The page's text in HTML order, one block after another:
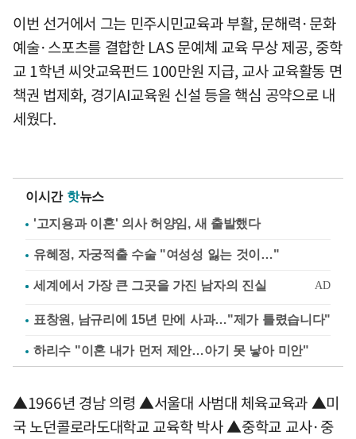
이번 선거에서 그는 민주시민교육과 부활, 문해력·문화
예술·스포츠를 결합한 LAS 문예체 교육 무상 제공, 중학
교 1학년 씨앗교육펀드 100만원 지급, 교사 교육활동 면
책권 법제화, 경기AI교육원 신설 등을 핵심 공약으로 내
세웠다.
이시간 핫뉴스
'고지용과 이혼' 의사 허양임, 새 출발했다
유혜정, 자궁적출 수술 "여성성 잃는 것이…"
표창원, 남규리에 15년 만에 사과…"제가 틀렸습니다"
하리수 "이혼 내가 먼저 제안…아기 못 낳아 미안"
▲1966년 경남 의령 ▲서울대 사범대 체육교육과 ▲미
국 노던콜로라도대학교 교육학 박사 ▲중학교 교사·중